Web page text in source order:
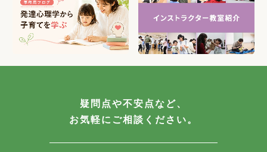
疑問点や不安点など、
お気軽にご相談ください。